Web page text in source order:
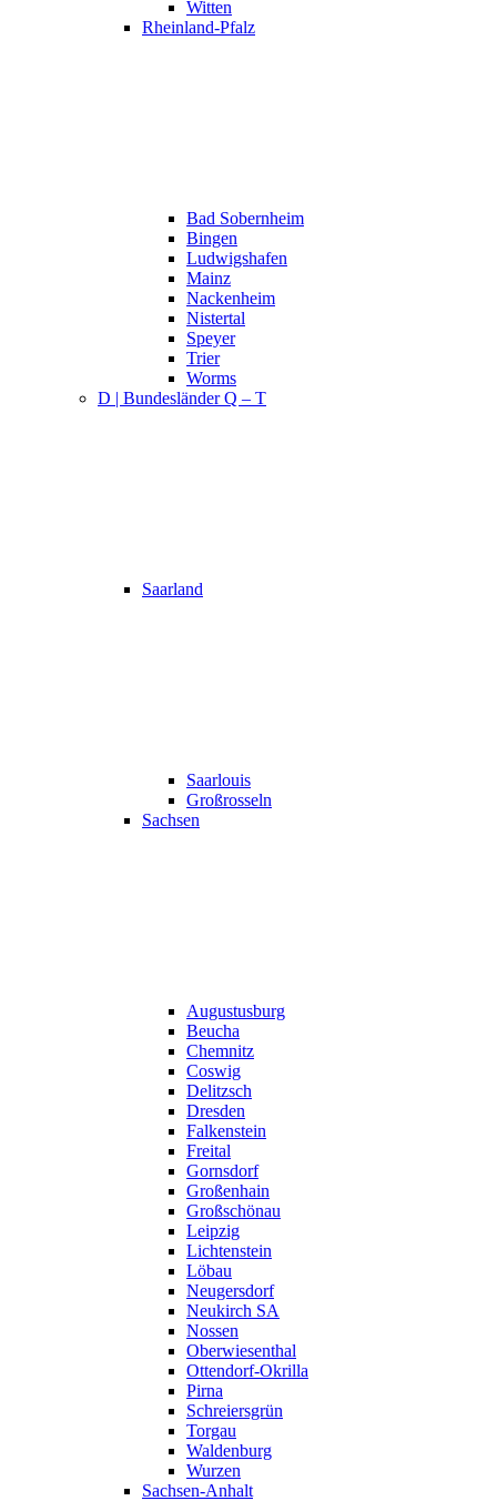
Witten
Rheinland-Pfalz
Bad Sobernheim
Bingen
Ludwigshafen
Mainz
Nackenheim
Nistertal
Speyer
Trier
Worms
D | Bundesländer Q – T
Saarland
Saarlouis
Großrosseln
Sachsen
Augustusburg
Beucha
Chemnitz
Coswig
Delitzsch
Dresden
Falkenstein
Freital
Gornsdorf
Großenhain
Großschönau
Leipzig
Lichtenstein
Löbau
Neugersdorf
Neukirch SA
Nossen
Oberwiesenthal
Ottendorf-Okrilla
Pirna
Schreiersgrün
Torgau
Waldenburg
Wurzen
Sachsen-Anhalt